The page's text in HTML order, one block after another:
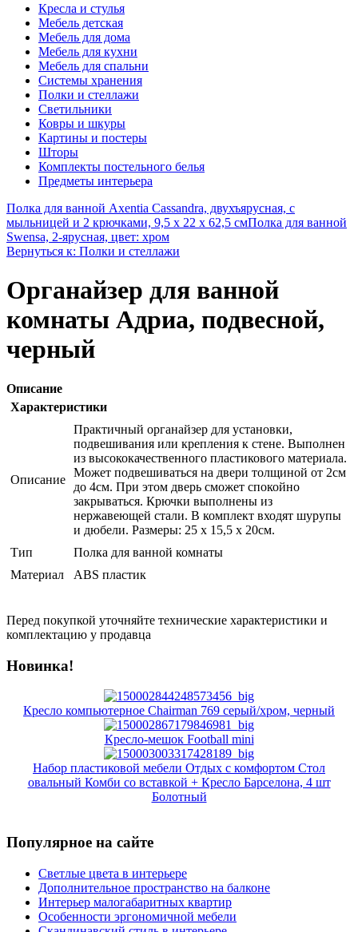
Кресла и стулья
Мебель детская
Мебель для дома
Мебель для кухни
Мебель для спальни
Системы хранения
Полки и стеллажи
Светильники
Ковры и шкуры
Картины и постеры
Шторы
Комплекты постельного белья
Предметы интерьера
Полка для ванной Axentia Cassandra, двухъярусная, с
мыльницей и 2 крючками, 9,5 х 22 х 62,5 смПолка для ванной
Swensa, 2-ярусная, цвет: хром
Вернуться к: Полки и стеллажи
Органайзер для ванной
комнаты Адриа, подвесной,
черный
Описание
Характеристики
Описание
Практичный органайзер для установки,
подвешивания или крепления к стене. Выполнен
из высококачественного пластикового материала.
Может подвешиваться на двери толщиной от 2см
до 4см. При этом дверь сможет спокойно
закрываться. Крючки выполнены из
нержавеющей стали. В комплект входят шурупы
и дюбели. Размеры: 25 х 15,5 х 20см.
Тип
Полка для ванной комнаты
Материал
ABS пластик
Перед покупкой уточняйте технические характеристики и
комплектацию у продавца
Новинка!
Кресло компьютерное Chairman 769 серый/хром, черный
Кресло-мешок Football mini
Набор пластиковой мебели Отдых с комфортом Стол
овальный Комби со вставкой + Кресло Барселона, 4 шт
Болотный
Популярное на сайте
Светлые цвета в интерьере
Дополнительное пространство на балконе
Интерьер малогабаритных квартир
Особенности эргономичной мебели